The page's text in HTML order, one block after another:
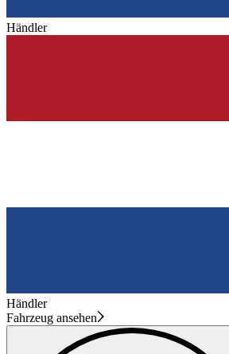
Händler
Händler
Fahrzeug ansehen